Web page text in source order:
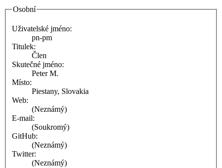
Osobní
Uživatelské jméno:
pn-pm
Titulek:
Člen
Skutečné jméno:
Peter M.
Místo:
Piestany, Slovakia
Web:
(Neznámý)
E-mail:
(Soukromý)
GitHub:
(Neznámý)
Twitter:
(Neznámý)